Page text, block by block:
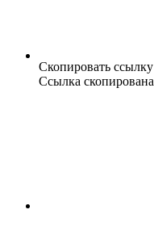
Скопировать ссылку
Ссылка скопирована